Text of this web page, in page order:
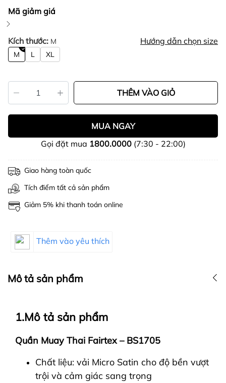
Mã giảm giá
Kích thước: M Hướng dẫn chọn size
M L XL
THÊM VÀO GIỎ
MUA NGAY
Gọi đặt mua 1800.0000(7:30 - 22:00)
Giao hàng toàn quốc
Tích điểm tất cả sản phẩm
Giảm 5% khi thanh toán online
Thêm vào yêu thích
Mô tả sản phẩm
1.Mô tả sản phẩm
Quần Muay Thai Fairtex – BS1705
Chất liệu: vải Micro Satin cho độ bền vượt
trội và cảm giác sang trọng